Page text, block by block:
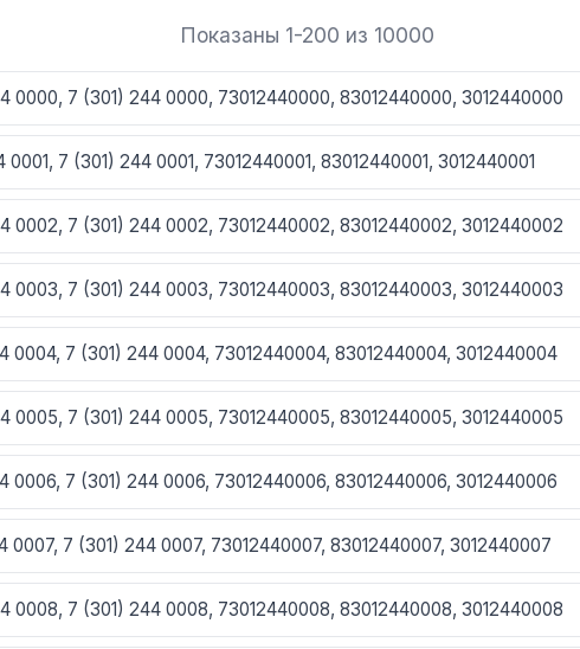
Показаны 1-200 из 10000
0000, 7 (301) 244 0000, 73012440000, 83012440000, 3012440000
7 (301) 244 0001, 73012440001, 83012440001, 3012440001
0002, 7 (301) 244 0002, 73012440002, 83012440002, 3012440002
0003, 7 (301) 244 0003, 73012440003, 83012440003, 3012440003
0004, 7 (301) 244 0004, 73012440004, 83012440004, 3012440004
0005, 7 (301) 244 0005, 73012440005, 83012440005, 3012440005
0006, 7 (301) 244 0006, 73012440006, 83012440006, 3012440006
0007, 7 (301) 244 0007, 73012440007, 83012440007, 3012440007
0008, 7 (301) 244 0008, 73012440008, 83012440008, 3012440008